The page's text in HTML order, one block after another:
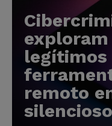
remoto